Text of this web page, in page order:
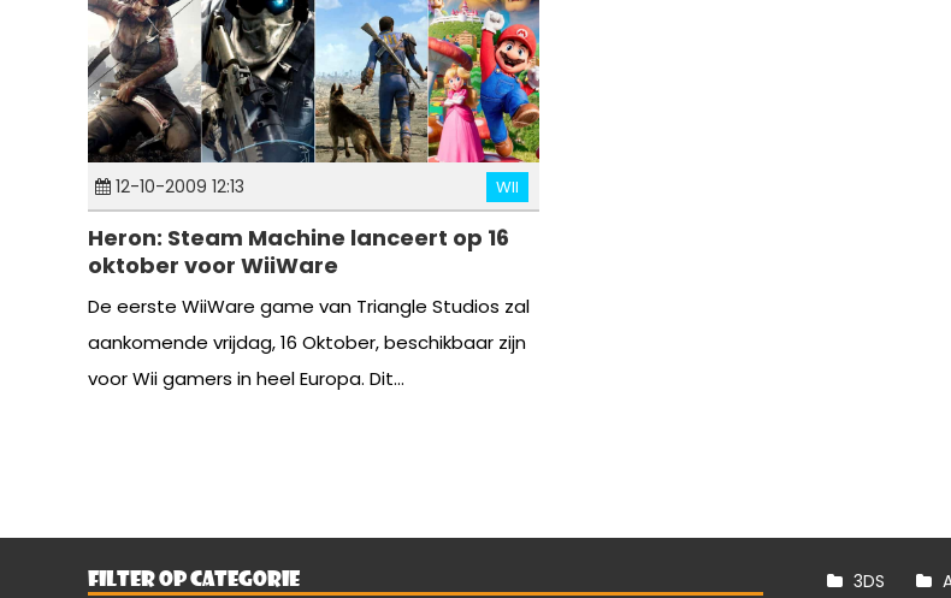
12-10-2009 12:13 WII
Heron: Steam Machine lanceert op 16
oktober voor WiiWare
De eerste WiiWare game van Triangle Studios zal
aankomende vrijdag, 16 Oktober, beschikbaar zijn
voor Wii gamers in heel Europa. Dit...
FILTER OP CATEGORIE 3DS